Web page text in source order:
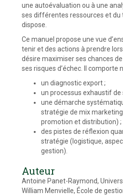
une autoévaluation ou à une
ses différentes ressources et du
dispose.
Ce manuel propose une vue
tenir et des actions à prendre
désire maximiser ses chances
ses risques d’échec. Il comporte
un diagnostic export ;
un processus exhaustif de
une démarche
stratégie de mix
promotion et distribution) ;
des pistes de réflexion
stratégie (logistique,
gestion).
Auteur
Antoine Panet-Raymond,
William Menvielle, École de